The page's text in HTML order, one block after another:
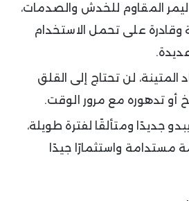
المقاوم للخدش والصدمات،
وقادرة على تحمل الاستخدام
لن تحتاج إلى القلق
أو تدهوره مع مرور الوقت.
جديدًا ومتألقًا لفترة طويلة،
مستدامة واستثمارًا جيدًا